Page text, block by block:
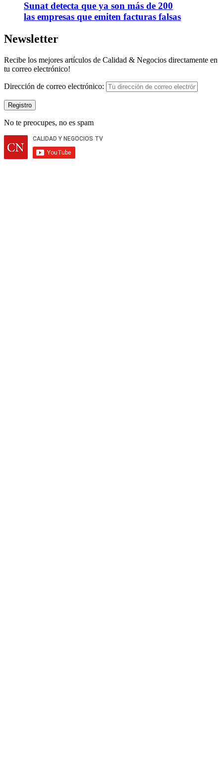
Sunat detecta que ya son más de 200
las empresas que emiten facturas falsas
Newsletter
Recibe los mejores artículos de Calidad & Negocios directamente en
tu correo electrónico!
Dirección de correo electrónico:
No te preocupes, no es spam